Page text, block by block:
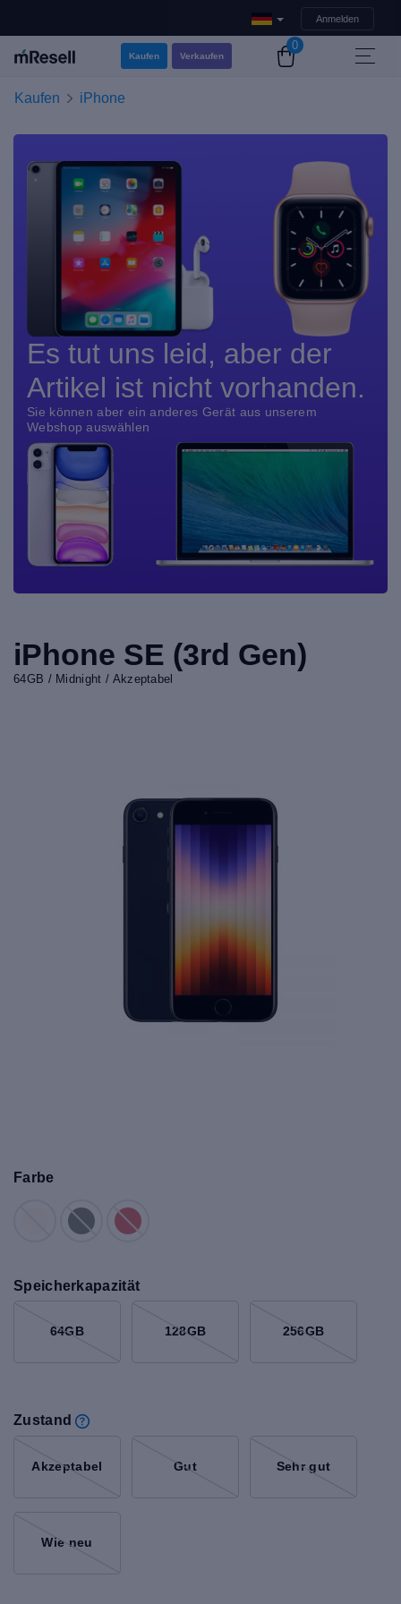
Anmelden
Kaufen Verkaufen
0
Kaufen iPhone
Es tut uns leid, aber der
Artikel ist nicht vorhanden.
Sie können aber ein anderes Gerät aus unserem
Webshop auswählen
iPhone SE (3rd Gen)
64GB / Midnight / Akzeptabel
Farbe
Speicherkapazität
64GB 128GB 256GB
Zustand
Akzeptabel Gut Sehr gut
Wie neu